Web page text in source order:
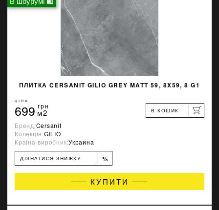
ПЛИТКА CERSANIT GILIO GREY MATT 59, 8X59, 8 G1
ЦІНА
699 грн
м2 В КОШИК
Бренд:Cersanit
Колекція:GILIO
Країна-виробник:Украина
ДІЗНАТИСЯ ЗНИЖКУ %
КУПИТИ